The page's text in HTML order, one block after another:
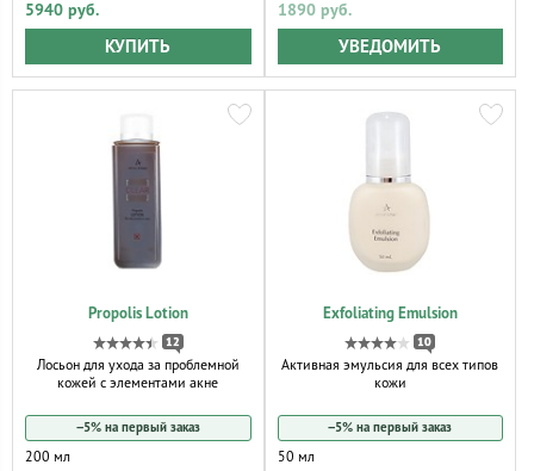
5940 руб.
КУПИТЬ
1890 руб.
УВЕДОМИТЬ
Propolis Lotion
12
Лосьон для ухода за проблемной
кожей с элементами акне
−5% на первый заказ
200 мл
Exfoliating Emulsion
10
Активная эмульсия для всех типов
кожи
−5% на первый заказ
50 мл